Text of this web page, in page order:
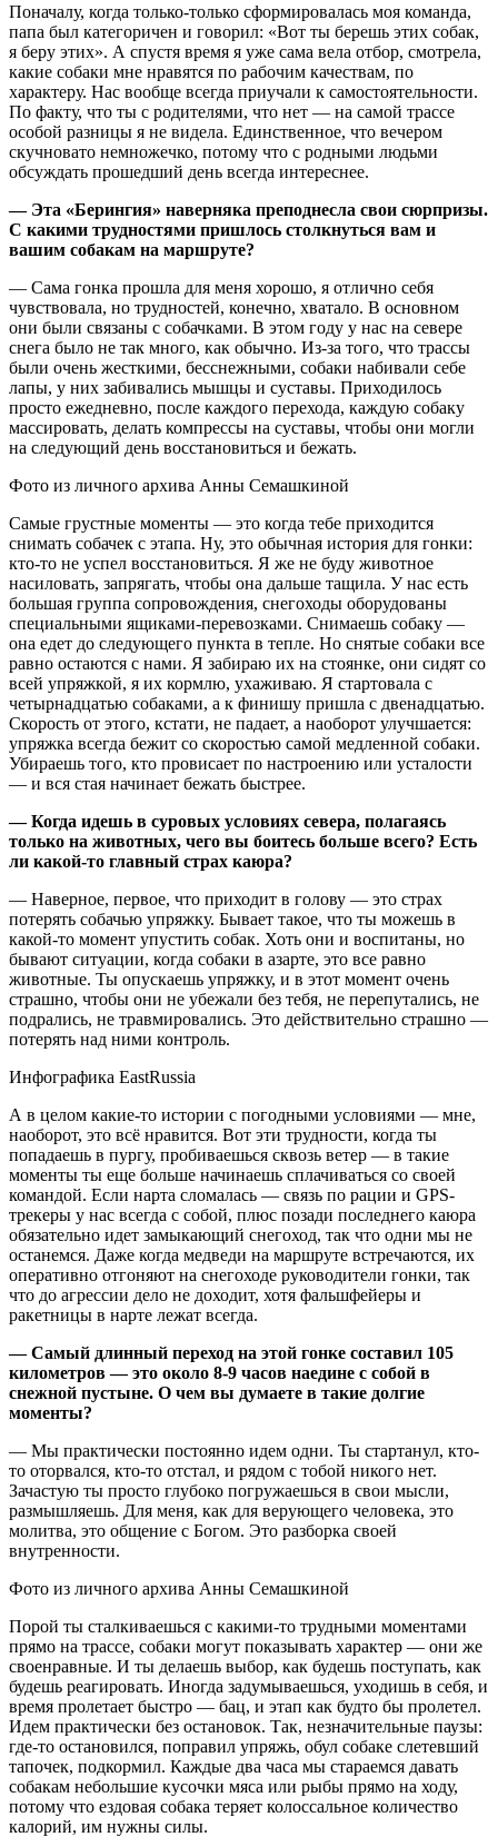
Поначалу, когда только-только сформировалась моя команда,
папа был категоричен и говорил: «Вот ты берешь этих собак,
я беру этих». А спустя время я уже сама вела отбор, смотрела,
какие собаки мне нравятся по рабочим качествам, по
характеру. Нас вообще всегда приучали к самостоятельности.
По факту, что ты с родителями, что нет — на самой трассе
особой разницы я не видела. Единственное, что вечером
скучновато немножечко, потому что с родными людьми
обсуждать прошедший день всегда интереснее.
— Эта «Берингия» наверняка преподнесла свои сюрпризы.
С какими трудностями пришлось столкнуться вам и
вашим собакам на маршруте?
— Сама гонка прошла для меня хорошо, я отлично себя
чувствовала, но трудностей, конечно, хватало. В основном
они были связаны с собачками. В этом году у нас на севере
снега было не так много, как обычно. Из-за того, что трассы
были очень жесткими, бесснежными, собаки набивали себе
лапы, у них забивались мышцы и суставы. Приходилось
просто ежедневно, после каждого перехода, каждую собаку
массировать, делать компрессы на суставы, чтобы они могли
на следующий день восстановиться и бежать.
Фото из личного архива Анны Семашкиной
Самые грустные моменты — это когда тебе приходится
снимать собачек с этапа. Ну, это обычная история для гонки:
кто-то не успел восстановиться. Я же не буду животное
насиловать, запрягать, чтобы она дальше тащила. У нас есть
большая группа сопровождения, снегоходы оборудованы
специальными ящиками-перевозками. Снимаешь собаку —
она едет до следующего пункта в тепле. Но снятые собаки все
равно остаются с нами. Я забираю их на стоянке, они сидят со
всей упряжкой, я их кормлю, ухаживаю. Я стартовала с
четырнадцатью собаками, а к финишу пришла с двенадцатью.
Скорость от этого, кстати, не падает, а наоборот улучшается:
упряжка всегда бежит со скоростью самой медленной собаки.
Убираешь того, кто провисает по настроению или усталости
— и вся стая начинает бежать быстрее.
— Когда идешь в суровых условиях севера, полагаясь
только на животных, чего вы боитесь больше всего? Есть
ли какой-то главный страх каюра?
— Наверное, первое, что приходит в голову — это страх
потерять собачью упряжку. Бывает такое, что ты можешь в
какой-то момент упустить собак. Хоть они и воспитаны, но
бывают ситуации, когда собаки в азарте, это все равно
животные. Ты опускаешь упряжку, и в этот момент очень
страшно, чтобы они не убежали без тебя, не перепутались, не
подрались, не травмировались. Это действительно страшно —
потерять над ними контроль.
Инфографика EastRussia
А в целом какие-то истории с погодными условиями — мне,
наоборот, это всё нравится. Вот эти трудности, когда ты
попадаешь в пургу, пробиваешься сквозь ветер — в такие
моменты ты еще больше начинаешь сплачиваться со своей
командой. Если нарта сломалась — связь по рации и GPS-
трекеры у нас всегда с собой, плюс позади последнего каюра
обязательно идет замыкающий снегоход, так что одни мы не
останемся. Даже когда медведи на маршруте встречаются, их
оперативно отгоняют на снегоходе руководители гонки, так
что до агрессии дело не доходит, хотя фальшфейеры и
ракетницы в нарте лежат всегда.
— Самый длинный переход на этой гонке составил 105
километров — это около 8-9 часов наедине с собой в
снежной пустыне. О чем вы думаете в такие долгие
моменты?
— Мы практически постоянно идем одни. Ты стартанул, кто-
то оторвался, кто-то отстал, и рядом с тобой никого нет.
Зачастую ты просто глубоко погружаешься в свои мысли,
размышляешь. Для меня, как для верующего человека, это
молитва, это общение с Богом. Это разборка своей
внутренности.
Фото из личного архива Анны Семашкиной
Порой ты сталкиваешься с какими-то трудными моментами
прямо на трассе, собаки могут показывать характер — они же
своенравные. И ты делаешь выбор, как будешь поступать, как
будешь реагировать. Иногда задумываешься, уходишь в себя, и
время пролетает быстро — бац, и этап как будто бы пролетел.
Идем практически без остановок. Так, незначительные паузы:
где-то остановился, поправил упряжь, обул собаке слетевший
тапочек, подкормил. Каждые два часа мы стараемся давать
собакам небольшие кусочки мяса или рыбы прямо на ходу,
потому что ездовая собака теряет колоссальное количество
калорий, им нужны силы.